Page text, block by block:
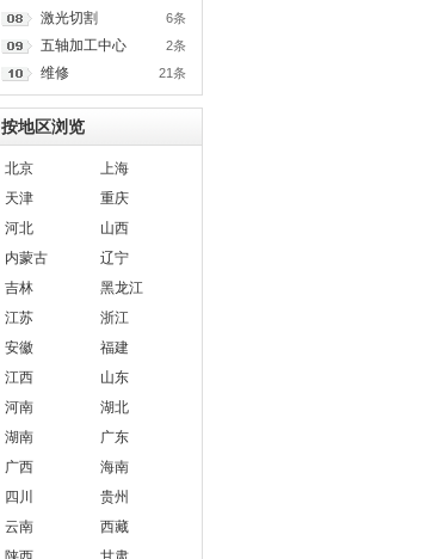
6条
激光切割
2条
五轴加工中心
21条
维修
按地区浏览
北京
上海
天津
重庆
河北
山西
内蒙古
辽宁
吉林
黑龙江
江苏
浙江
安徽
福建
江西
山东
河南
湖北
湖南
广东
广西
海南
四川
贵州
云南
西藏